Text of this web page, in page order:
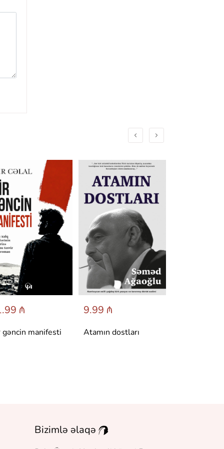
₼
gəncin manifesti
9.99 ₼
Atamın dostları
Bizimlə əlaqə